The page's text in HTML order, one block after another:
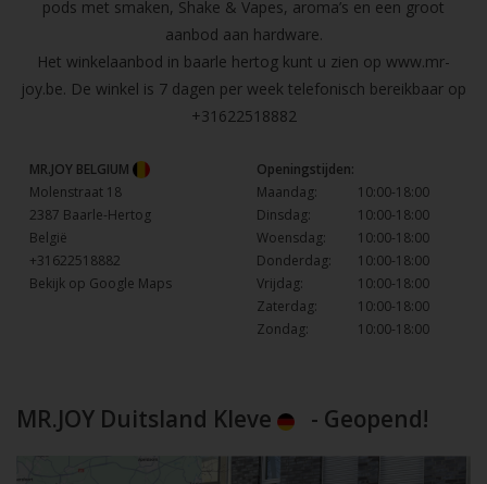
pods met smaken, Shake & Vapes, aroma’s en een groot
aanbod aan hardware.
Het winkelaanbod in baarle hertog kunt u zien op www.mr-
joy.be. De winkel is 7 dagen per week telefonisch bereikbaar op
+31622518882
MR.JOY BELGIUM
Molenstraat 18
2387 Baarle-Hertog
België
+31622518882
Bekijk op Google Maps
Openingstijden:
Maandag:
10:00-18:00
Dinsdag:
10:00-18:00
Woensdag:
10:00-18:00
Donderdag:
10:00-18:00
Vrijdag:
10:00-18:00
Zaterdag:
10:00-18:00
Zondag:
10:00-18:00
MR.JOY Duitsland Kleve - Geopend!